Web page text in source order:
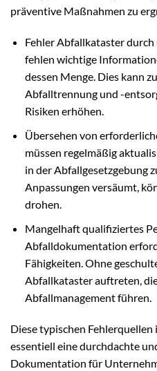
präventive Maßnahmen zu
Fehler Abfallkataster
fehlen wichtige
dessen Menge. Dies kann
Abfalltrennung und -
Risiken erhöhen.
Übersehen von
müssen regelmäßig
in der Abfallgesetzgebung
Anpassungen versäumt,
drohen.
Mangelhaft qualifiziertes
Abfalldokumentation
Fähigkeiten. Ohne
Abfallkataster auftreten,
Abfallmanagement führen.
Diese typischen
essentiell eine durchdachte
Dokumentation für